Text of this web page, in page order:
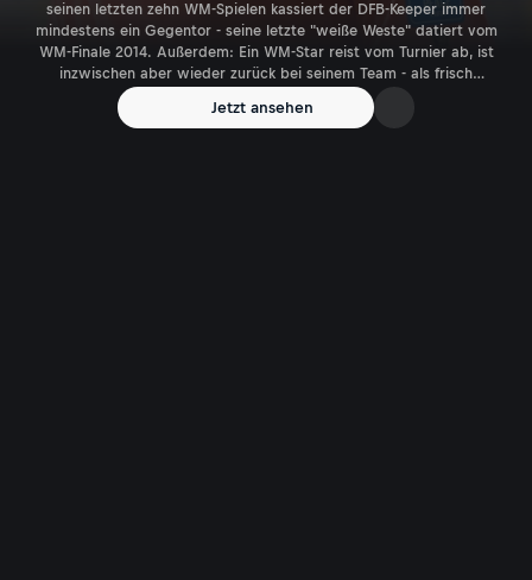
seinen letzten zehn WM-Spielen kassiert der DFB-Keeper immer
mindestens ein Gegentor - seine letzte "weiße Weste" datiert vom
WM-Finale 2014. Außerdem: Ein WM-Star reist vom Turnier ab, ist
inzwischen aber wieder zurück bei seinem Team - als frisch
gebackener Papa. Jan-Age Fjörtoft und Steffen Freund sprechen am
Frühstückstisch über die spannendsten, kuriosesten WM-Themen -
Jetzt ansehen